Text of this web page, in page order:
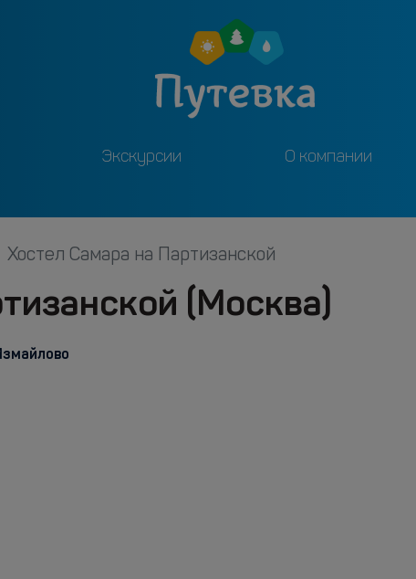
Экскурсии О компании
Хостел Самара на Партизанской
(Москва)